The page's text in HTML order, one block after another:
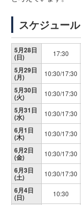
スケジュール
5月28日
(日) 17:30
5月29日
(月) 10:30/17:30
5月30日
(火) 10:30/17:30
5月31日
(水) 10:30/17:30
6月1日
(木) 10:30/17:30
6月2日
(金) 10:30/17:30
6月3日
(土) 10:30/17:30
6月4日
(日) 10:30